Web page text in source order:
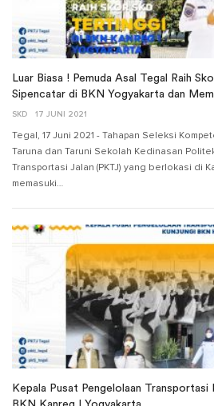
Luar Biasa ! Pemuda Asal Tegal Raih
Sipencatar di BKN Yogyakarta dan
SKD 17 JUNI 2021
Tegal, 17 Juni 2021 - Tahapan Seleksi
Taruna dan Taruni Sekolah Kedinasan
Transportasi Jalan (PKTJ) yang berlokasi di
memasuki…
Kepala Pusat Pengelolaan Transportasi